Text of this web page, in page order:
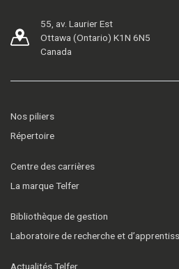
55, av. Laurier Est
Ottawa (Ontario) K1N 6N5
Canada
Nos piliers
Répertoire
Centre des carrières
La marque Telfer
Bibliothèque de gestion
Laboratoire de recherche et
Actualités Telfer